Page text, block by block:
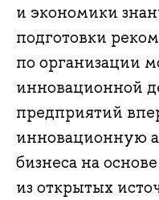
и экономики
подготовки
по организации
инновационной
предприятий
инновационную
бизнеса на
из открытых